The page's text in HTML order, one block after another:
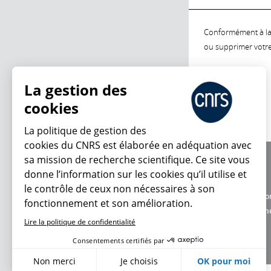
Conformément à
ou supprimer
Charte
Données
La gestion des
cookies
La politique de gestion des
cookies du CNRS est élaborée en adéquation avec
sa mission de recherche scientifique. Ce site vous
donne l’information sur les cookies qu’il utilise et
le contrôle de ceux non nécessaires à son
fonctionnement et son amélioration.
Lire la politique de confidentialité
Consentements certifiés par
Non merci Je choisis OK pour moi